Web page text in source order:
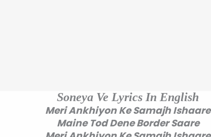
Soneya Ve Lyrics In English
Meri Ankhiyon Ke Samajh Ishaare
Maine Tod Dene Border Saare